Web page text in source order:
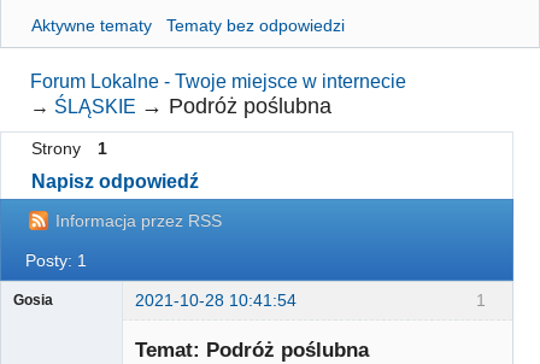
Użytkownicy
Rejestracja
Logowanie
Aktywne tematy
Tematy bez odpowiedzi
Forum Lokalne - Twoje miejsce w internecie
→ ŚLĄSKIE → Podróż poślubna
Strony 1
Napisz odpowiedź
Informacja przez RSS
Posty: 1
1
Gosia 2021-10-28 10:41:54
Temat: Podróż poślubna